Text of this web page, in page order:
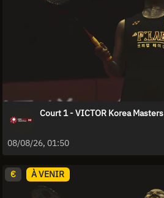
Court 1 - VICTOR Korea
08/08/26, 01:50
€ À VENIR